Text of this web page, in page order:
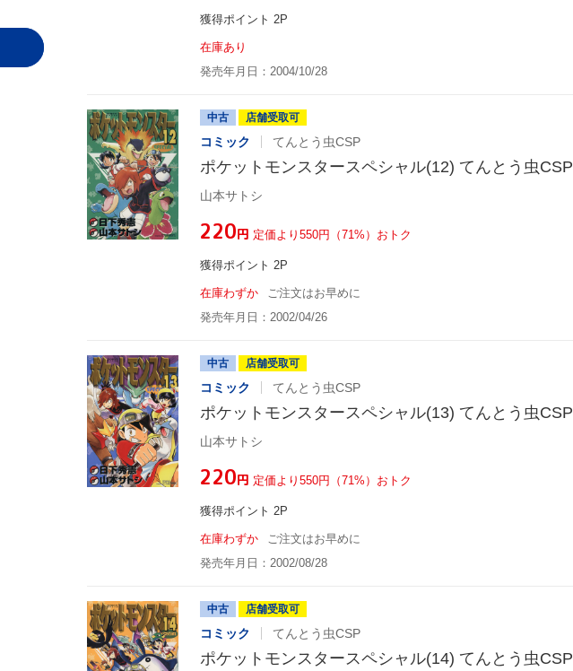
獲得ポイント 2P
在庫あり
発売年月日：2004/10/28
中古 店舗受取可
コミック てんとう虫CSP
ポケットモンスタースペシャル(12) てんとう虫CSP
山本サトシ
¥220円 定価より550円（71%）おトク
獲得ポイント 2P
在庫わずか
ご注文はお早めに
発売年月日：2002/04/26
中古 店舗受取可
コミック てんとう虫CSP
ポケットモンスタースペシャル(13) てんとう虫CSP
山本サトシ
¥220円 定価より550円（71%）おトク
獲得ポイント 2P
在庫わずか
ご注文はお早めに
発売年月日：2002/08/28
中古 店舗受取可
コミック てんとう虫CSP
ポケットモンスタースペシャル(14) てんとう虫CSP